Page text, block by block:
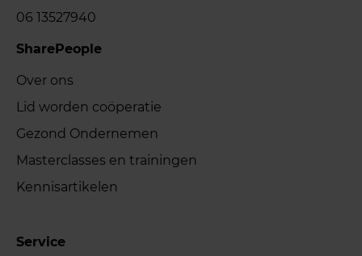
06 13527940
SharePeople
Over ons
Lid worden coöperatie
Gezond Ondernemen
Masterclasses en trainingen
Kennisartikelen
Service